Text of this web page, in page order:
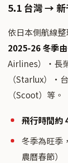
5.1 台灣 → 新
依日本側航線
2025-26 冬季
Airlines）・長
（Starlux）・
（Scoot）等。
飛行時間約
冬季為旺季，
農曆春節）